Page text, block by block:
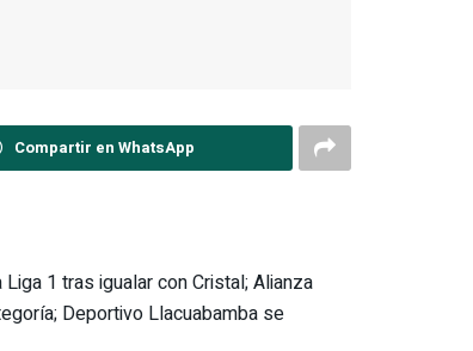
Compartir en WhatsApp
1 tras igualar con Cristal; Alianza
Deportivo Llacuabamba se